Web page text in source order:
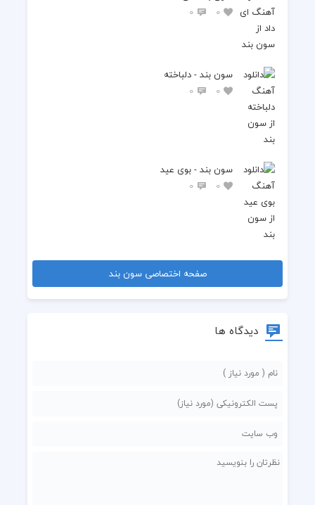
0
0
سون بند - دلباخته
0
0
سون بند - بوی عید
0
0
صفحه اختصاصی سون بند
دیدگاه ها